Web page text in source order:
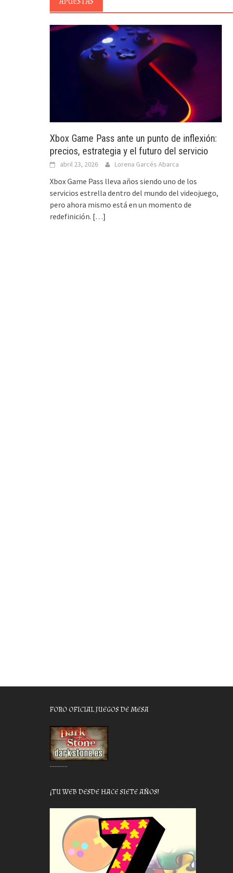
Xbox Game Pass ante un punto de inflexión:
precios, estrategia y el futuro del servicio
abril 23, 2026 Lorena Garcés Abarca
Xbox Game Pass lleva años siendo uno de los
servicios estrella dentro del mundo del videojuego,
pero ahora mismo está en un momento de
redefinición. […]
FORO OFICIAL JUEGOS DE MESA
………..
¡TU WEB DESDE HACE SIETE AÑOS!